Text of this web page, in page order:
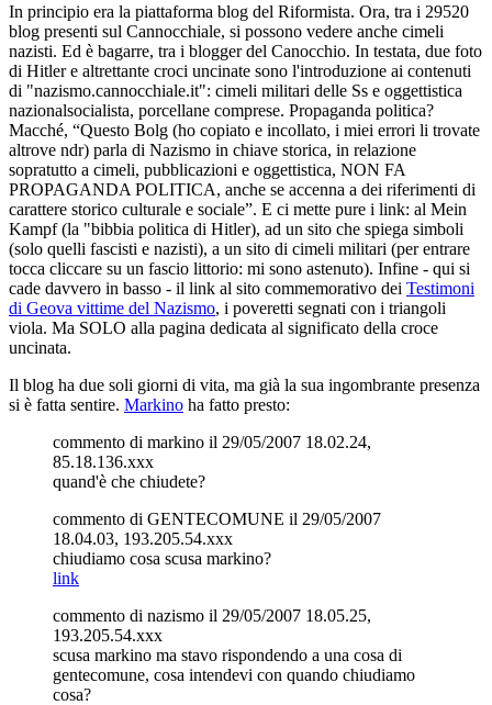
In principio era la piattaforma blog del Riformista. Ora, tra i 29520
blog presenti sul Cannocchiale, si possono vedere anche cimeli
nazisti. Ed è bagarre, tra i blogger del Canocchio. In testata, due foto
di Hitler e altrettante croci uncinate sono l'introduzione ai contenuti
di "nazismo.cannocchiale.it": cimeli militari delle Ss e oggettistica
nazionalsocialista, porcellane comprese. Propaganda politica?
Macché, “Questo Bolg (ho copiato e incollato, i miei errori li trovate
altrove ndr) parla di Nazismo in chiave storica, in relazione
sopratutto a cimeli, pubblicazioni e oggettistica, NON FA
PROPAGANDA POLITICA, anche se accenna a dei riferimenti di
carattere storico culturale e sociale”. E ci mette pure i link: al Mein
Kampf (la "bibbia politica di Hitler), ad un sito che spiega simboli
(solo quelli fascisti e nazisti), a un sito di cimeli militari (per entrare
tocca cliccare su un fascio littorio: mi sono astenuto). Infine - qui si
cade davvero in basso - il link al sito commemorativo dei Testimoni
di Geova vittime del Nazismo, i poveretti segnati con i triangoli
viola. Ma SOLO alla pagina dedicata al significato della croce
uncinata.
Il blog ha due soli giorni di vita, ma già la sua ingombrante presenza
si è fatta sentire. Markino ha fatto presto:
commento di markino il 29/05/2007 18.02.24,
85.18.136.xxx
quand'è che chiudete?
commento di GENTECOMUNE il 29/05/2007
18.04.03, 193.205.54.xxx
chiudiamo cosa scusa markino?
link
commento di nazismo il 29/05/2007 18.05.25,
193.205.54.xxx
scusa markino ma stavo rispondendo a una cosa di
gentecomune, cosa intendevi con quando chiudiamo
cosa?